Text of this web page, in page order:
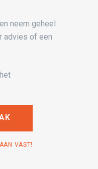
neem geheel
advies of een
VAST!